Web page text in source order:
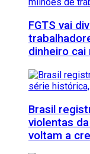
FGTS vai
dinheiro cai
Brasil
violentas
voltam a